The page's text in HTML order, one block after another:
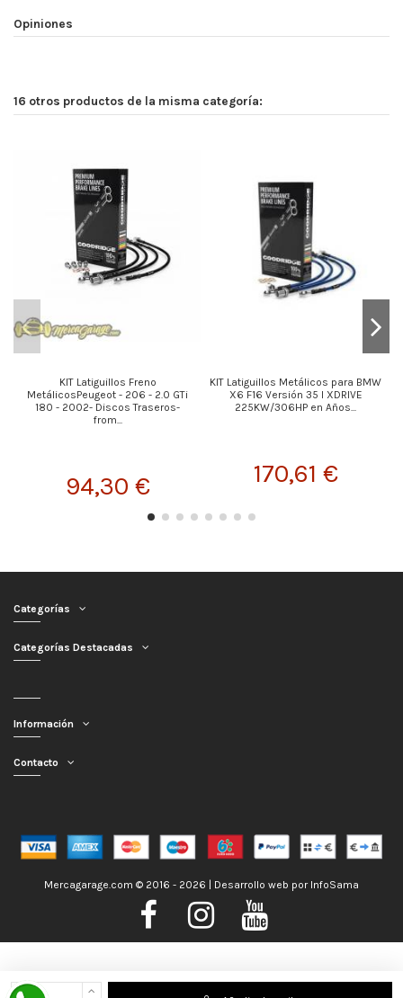
Nos encontramos de Vacaciones, no obstante los pedidos hechos se
Opiniones
16 otros productos de la misma categoría:
KIT Latiguillos Freno
MetálicosPeugeot - 206 - 2.0 GTi
180 - 2002- Discos Traseros-
from...
94,30 €
KIT Latiguillos Metálicos para BMW
X6 F16 Versión 35 I XDRIVE
225KW/306HP en Años...
170,61 €
Categorías
Categorías Destacadas
Información
Contacto
Mercagarage.com © 2016 - 2026 | Desarrollo web por InfoSama